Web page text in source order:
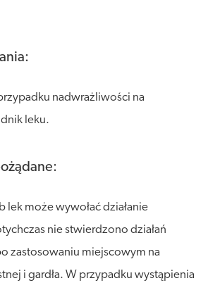
nadwrażliwości na
leku.
lek może wywołać działanie
nie stwierdzono działań
zastosowaniu miejscowym na
i gardła. W przypadku wystąpienia